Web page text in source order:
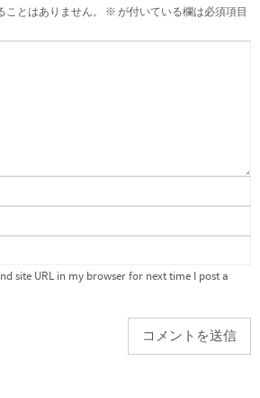
とはありません。 ※ が付いている欄は必須項目
site URL in my browser for next time I post a